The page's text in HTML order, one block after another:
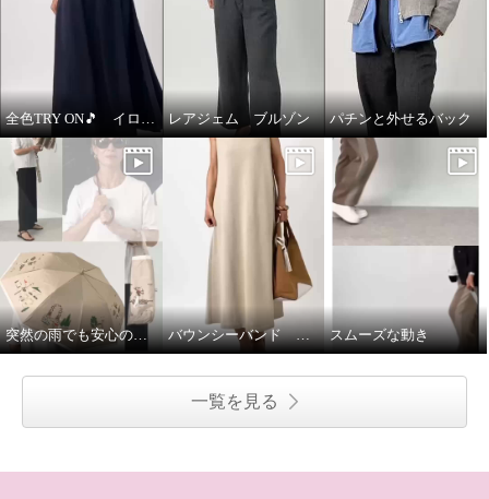
レアジェム ブルゾン パチンと外せるバック
バウンシーバンド ワンピース スムーズな動き
一覧を見る